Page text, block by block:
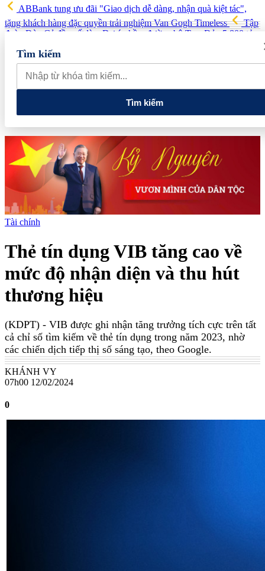
ABBank tung ưu đãi "Giao dịch dễ dàng, nhận quà kiệt tác",
tặng khách hàng đặc quyền trải nghiệm Van Gogh Timeless
Tập
đoàn Đèo Cả đề xuất làm Dự án hầm đường bộ Tam Đảo 5.800 tỷ
Hải quan Lào Cai phát hiện 5 vụ vi phạm, tạm giữ gần 700 kg
thực phẩm và nhiều điện thoại nhập lậu
Lan tỏa văn hóa kinh
doanh, tìm kiếm doanh nghiệp tiêu biểu trên toàn quốc
các cửa hàng rau củ quả sạch tại Hà Nội
Tìm kiếm
Tìm kiếm
Tài chính
Thẻ tín dụng VIB tăng cao về
mức độ nhận diện và thu hút
thương hiệu
(KDPT) - VIB được ghi nhận tăng trưởng tích cực trên tất
cả chỉ số tìm kiếm về thẻ tín dụng trong năm 2023, nhờ
các chiến dịch tiếp thị số sáng tạo, theo Google.
KHÁNH VY
07h00 12/02/2024
0